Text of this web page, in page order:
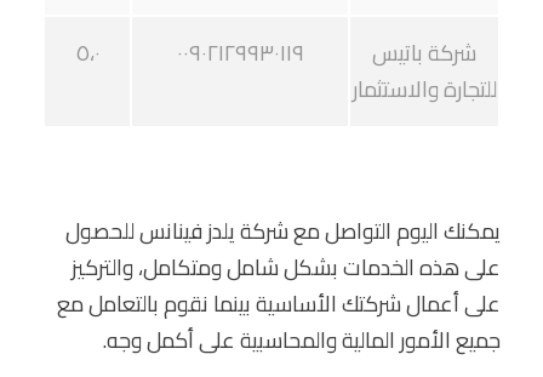
شركة باتيس
للتجارة والاستثمار
٠٠٩٠٢١٢٩٩٣٠١١٩ ٥،٠
يمكنك اليوم التواصل مع شركة يلدز فينانس للحصول
على هذه الخدمات بشكل شامل ومتكامل، والتركيز
على أعمال شركتك الأساسية بينما نقوم بالتعامل مع
جميع الأمور المالية والمحاسبية على أكمل وجه.